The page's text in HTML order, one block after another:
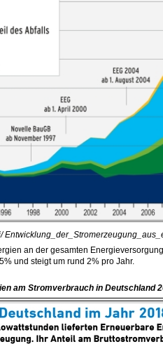
an der gesamten
und steigt um rund 2% pro Jahr.
am Stromverbrauch in Deutschland